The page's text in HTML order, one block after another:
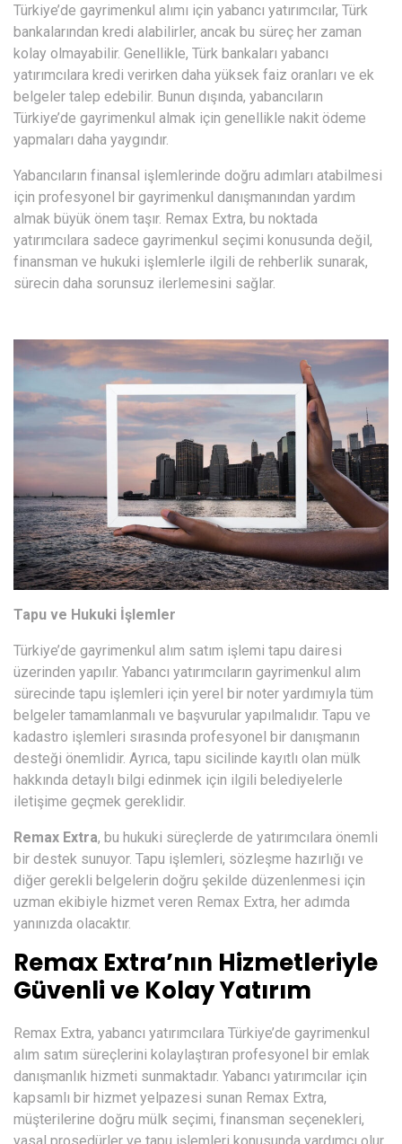
Türkiye’de gayrimenkul alımı için yabancı yatırımcılar, Türk
bankalarından kredi alabilirler, ancak bu süreç her zaman
kolay olmayabilir. Genellikle, Türk bankaları yabancı
yatırımcılara kredi verirken daha yüksek faiz oranları ve ek
belgeler talep edebilir. Bunun dışında, yabancıların
Türkiye’de gayrimenkul almak için genellikle nakit ödeme
yapmaları daha yaygındır.
Yabancıların finansal işlemlerinde doğru adımları atabilmesi
için profesyonel bir gayrimenkul danışmanından yardım
almak büyük önem taşır. Remax Extra, bu noktada
yatırımcılara sadece gayrimenkul seçimi konusunda değil,
finansman ve hukuki işlemlerle ilgili de rehberlik sunarak,
sürecin daha sorunsuz ilerlemesini sağlar.
Tapu ve Hukuki İşlemler
Türkiye’de gayrimenkul alım satım işlemi tapu dairesi
üzerinden yapılır. Yabancı yatırımcıların gayrimenkul alım
sürecinde tapu işlemleri için yerel bir noter yardımıyla tüm
belgeler tamamlanmalı ve başvurular yapılmalıdır. Tapu ve
kadastro işlemleri sırasında profesyonel bir danışmanın
desteği önemlidir. Ayrıca, tapu sicilinde kayıtlı olan mülk
hakkında detaylı bilgi edinmek için ilgili belediyelerle
iletişime geçmek gereklidir.
Remax Extra, bu hukuki süreçlerde de yatırımcılara önemli
bir destek sunuyor. Tapu işlemleri, sözleşme hazırlığı ve
diğer gerekli belgelerin doğru şekilde düzenlenmesi için
uzman ekibiyle hizmet veren Remax Extra, her adımda
yanınızda olacaktır.
Remax Extra’nın Hizmetleriyle
Güvenli ve Kolay Yatırım
Remax Extra, yabancı yatırımcılara Türkiye’de gayrimenkul
alım satım süreçlerini kolaylaştıran profesyonel bir emlak
danışmanlık hizmeti sunmaktadır. Yabancı yatırımcılar için
kapsamlı bir hizmet yelpazesi sunan Remax Extra,
müşterilerine doğru mülk seçimi, finansman seçenekleri,